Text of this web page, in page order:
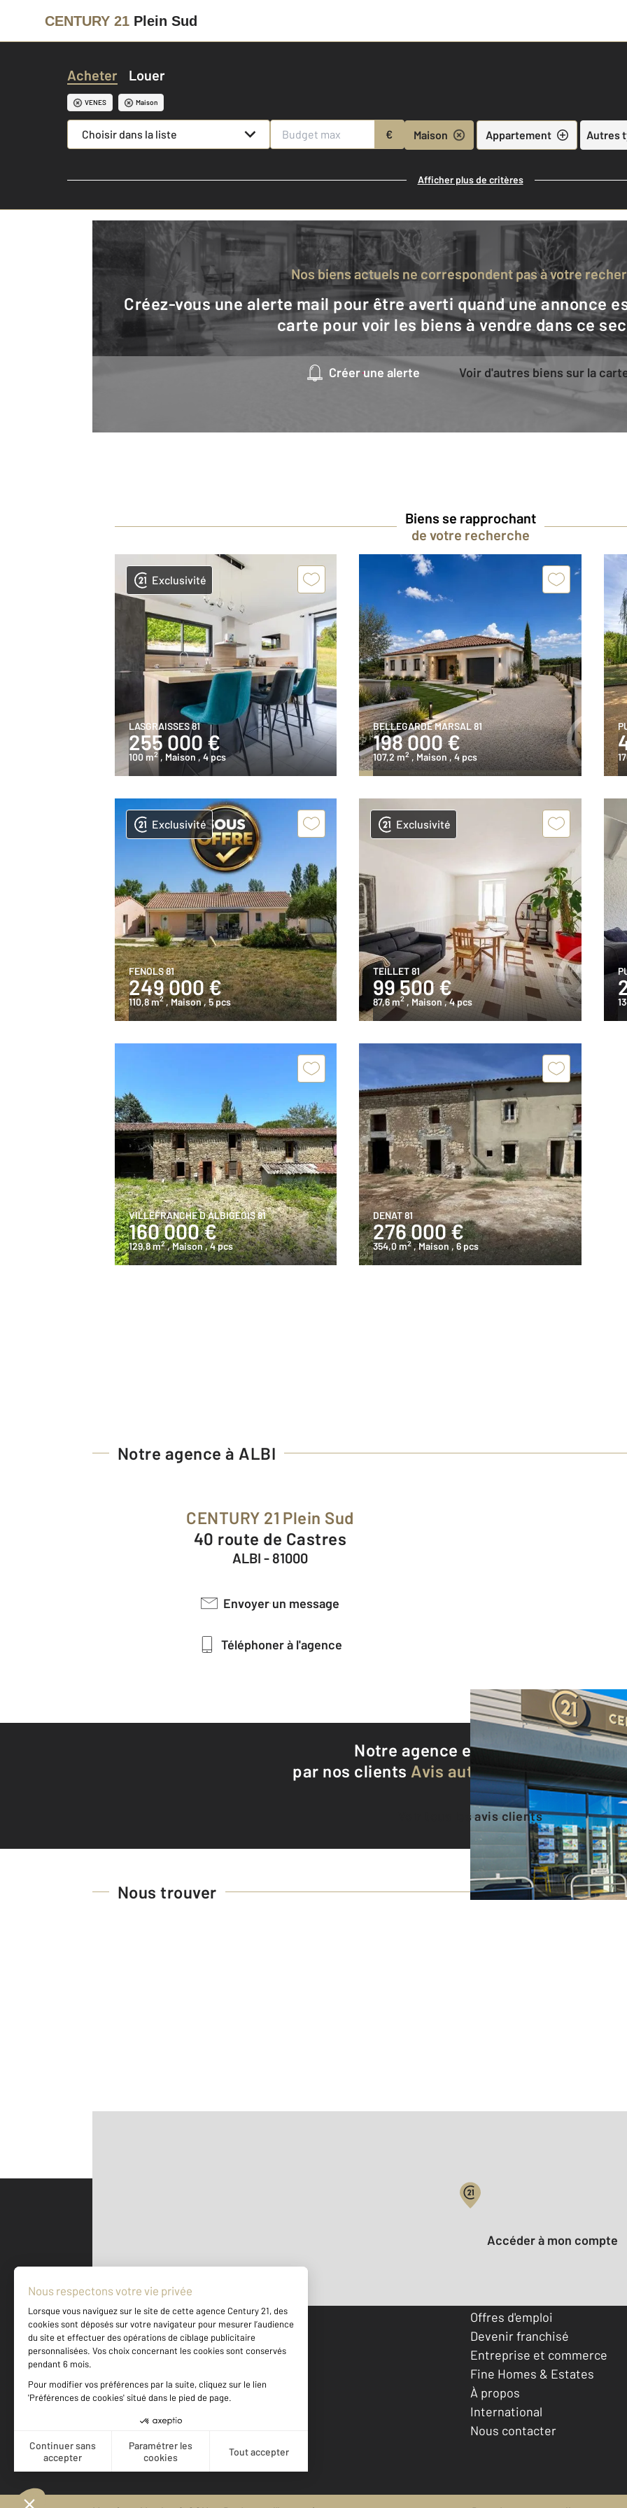
CENTURY 21 Plein Sud
Acheter Louer
VENES Maison
Choisir dans la liste € Maison Appartement Autres
Afficher plus de critères
Nos biens actuels ne correspondent pas à votre
Créez-vous une alerte mail pour être averti quand une annonce est en ligne et consultez la
carte pour voir les biens à vendre dans ce
Créer une alerte Voir d'autres biens sur la
Biens se rapprochant
de votre recherche
Exclusivité
LASGRAISSES 81
255 000 €
100 m2 , Maison , 4 pcs
BELLEGARDE MARSAL 81
198 000 €
107,2 m2 , Maison , 4 pcs
Exclusivité
FENOLS 81
249 000 €
110,8 m2 , Maison, 5 pcs
Exclusivité
TEILLET 81
99 500 €
87,6 m2 , Maison , 4 pcs
VILLEFRANCHE D ALBIGEOIS 81
160 000 €
129,8 m2 , Maison, 4 pcs
DENAT 81
276 000 €
354,0 m2 , Maison , 6 pcs
Notre agence à ALBI
CENTURY 21 Plein Sud
40 route de Castres
ALBI - 81000
Envoyer un message
Téléphoner à l'agence
Notre agence est notée 9,5/10
par nos clients Avis authentifiés par
Voir tous les avis clients
Nous trouver
500 m
Votre compte :
Accéder à mon compte
Achat
Location
Offres d'emploi
Devenir franchisé
Entreprise et commerce
Fine Homes & Estates
À propos
International
Nous contacter